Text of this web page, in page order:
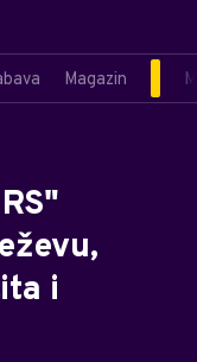
Magazin
i